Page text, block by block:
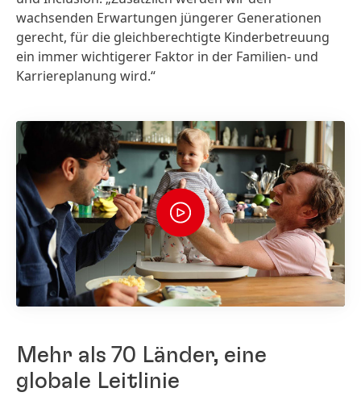
wachsenden Erwartungen jüngerer Generationen
gerecht, für die gleichberechtigte Kinderbetreuung
ein immer wichtigerer Faktor in der Familien- und
Karriereplanung wird.“
Mehr als 70 Länder, eine
globale Leitlinie